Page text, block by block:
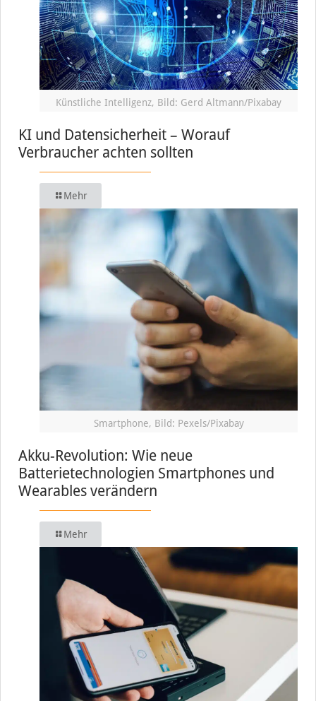
Künstliche Intelligenz, Bild: Gerd Altmann/Pixabay
KI und Datensicherheit – Worauf
Verbraucher achten sollten
Mehr
Smartphone, Bild: Pexels/Pixabay
Akku-Revolution: Wie neue
Batterietechnologien Smartphones und
Wearables verändern
Mehr